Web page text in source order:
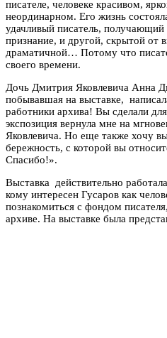
писателе, человеке красивом,
неординарном. Его жизнь
удачливый писатель, получающий
признание, и другой, скрытой от
драматичной… Потому что
своего времени.
Дочь Дмитрия Яковлевича Анна
побывавшая на выставке,
работники архива! Вы сделали
экспозиция вернула мне на
Яковлевича. Но еще также хочу
бережность, с которой вы
Спасибо!».
Выставка действительно
кому интересен Гусаров как
познакомиться с фондом
архиве. На выставке была